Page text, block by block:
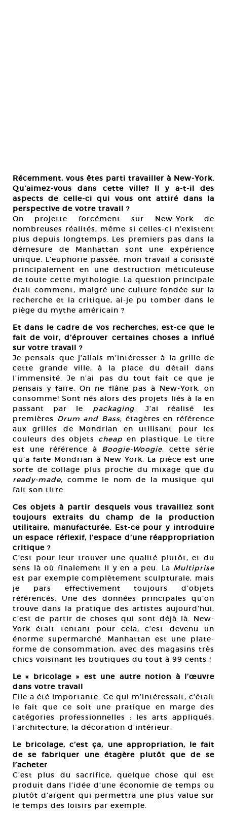
Récemment, vous êtes parti travailler à New-York.
Qu’aimez-vous dans cette ville? Il y a-t-il des
aspects de celle-ci qui vous ont attiré dans la
perspective de votre travail ?
On projette forcément sur New-York de
nombreuses réalités, même si celles-ci n’existent
plus depuis longtemps. Les premiers pas dans la
démesure de Manhattan sont une expérience
unique. L’euphorie passée, mon travail a consisté
principalement en une destruction méticuleuse
de toute cette mythologie. La question principale
était comment, malgré une culture fondée sur la
recherche et la critique, ai-je pu tomber dans le
piège du mythe américain ?
Et dans le cadre de vos recherches, est-ce que le
fait de voir, d’éprouver certaines choses a influé
sur votre travail ?
Je pensais que j’allais m’intéresser à la grille de
cette grande ville, à la place du détail dans
l’immensité. Je n’ai pas du tout fait ce que je
pensais y faire. On ne flâne pas à New-York, on
consomme! Sont nés alors des projets liés à la en
passant par le packaging. J’ai réalisé les
premières Drum and Bass, étagères en référence
aux grilles de Mondrian en utilisant pour les
couleurs des objets cheap en plastique. Le titre
est une référence à Boogie-Woogie, cette série
qu’a faite Mondrian à New York. La pièce est une
sorte de collage plus proche du mixage que du
ready-made, comme le nom de la musique qui
fait son titre.
Ces objets à partir desquels vous travaillez sont
toujours extraits du champ de la production
utilitaire, manufacturée. Est-ce pour y introduire
un espace réflexif, l’espace d’une réappropriation
critique ?
C’est pour leur trouver une qualité plutôt, et du
sens là où finalement il y en a peu. La Multiprise
est par exemple complètement sculpturale, mais
je pars effectivement toujours d’objets
référencés. Une des données principales qu’on
trouve dans la pratique des artistes aujourd’hui,
c’est de partir de choses qui sont déjà là. New-
York était tentant pour cela, c’est devenu un
énorme supermarché. Manhattan est une plate-
forme de consommation, avec des magasins très
chics voisinant les boutiques du tout à 99 cents !
Le « bricolage » est une autre notion à l’œuvre
dans votre travail
Elle a été importante. Ce qui m’intéressait, c’était
le fait que ce soit une pratique en marge des
catégories professionnelles : les arts appliqués,
l’architecture, la décoration d’intérieur.
Le bricolage, c’est ça, une appropriation, le fait
de se fabriquer une étagère plutôt que de se
l’acheter
C’est plus du sacrifice, quelque chose qui est
produit dans l’idée d’une économie de temps ou
plutôt d’argent qui permettra une plus value sur
le temps des loisirs par exemple.